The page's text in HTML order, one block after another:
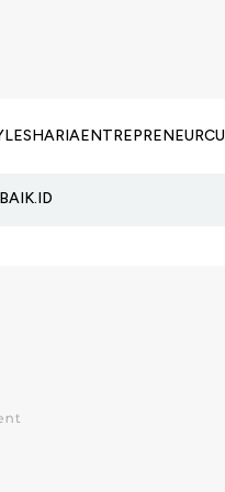
SHARIAENTREPRENEUR